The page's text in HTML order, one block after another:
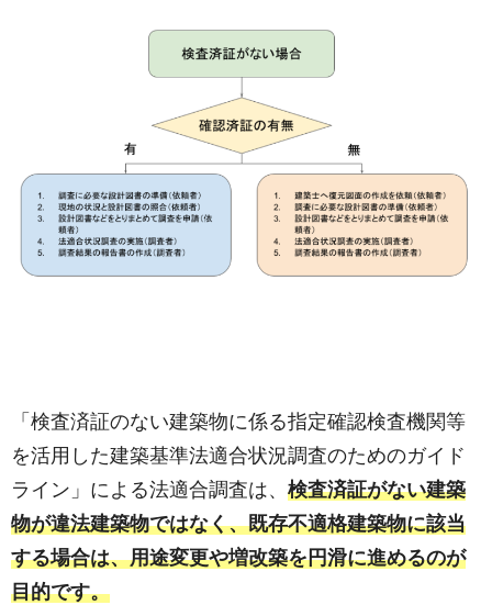
「検査済証のない建築物に係る指定確認検査機関等
を活用した建築基準法適合状況調査のためのガイド
ライン」による法適合調査は、 検査済証がない建築
物が違法建築物ではなく、既存不適格建築物に該当
する場合は、用途変更や増改築を円滑に進めるのが
目的です。